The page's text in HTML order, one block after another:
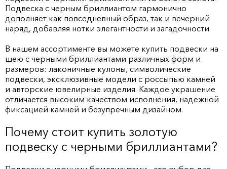
Подвеска с черным бриллиантом гармонично
дополняет как повседневный образ, так и вечерний
наряд, добавляя нотки элегантности и загадочности.
В нашем ассортименте вы можете купить подвески на
шею с черными бриллиантами различных форм и
размеров: лаконичные кулоны, символические
подвески, эксклюзивные модели с россыпью камней
и авторские ювелирные изделия. Каждое украшение
отличается высоким качеством исполнения, надежной
фиксацией камней и безупречным дизайном.
Почему стоит купить золотую
подвеску с черными бриллиантами?